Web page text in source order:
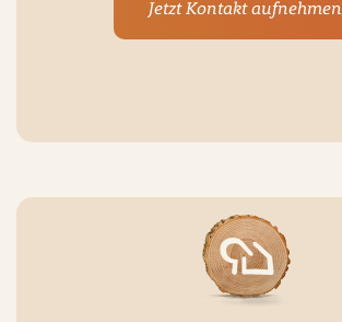
Jetzt Kontakt aufnehmen